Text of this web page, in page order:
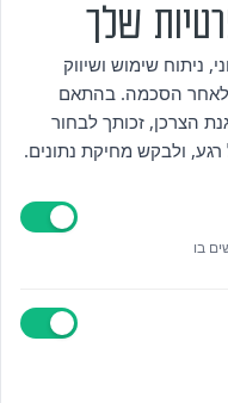
שלך
ניתוח שימוש ושיווק
לאחר הסכמה. בהתאם
(תיקון 13) וחוק הגנת הצרכן, זכותך לבחור
ולבקש מחיקת נתונים.
בו